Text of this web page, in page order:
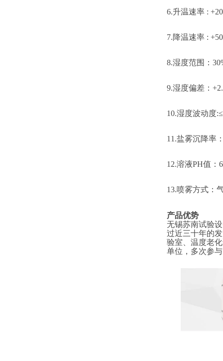
6.升温速率 : +20
7.降温速率 : +50
8.湿度范围：
9.湿度偏差：
10.湿度波动度:
11 .盐雾沉降率
1 2.溶液PH值：
13.喷雾方式：
产品优势
无锡苏南试验
过近三十年的
验室、温度老
单位，多次参